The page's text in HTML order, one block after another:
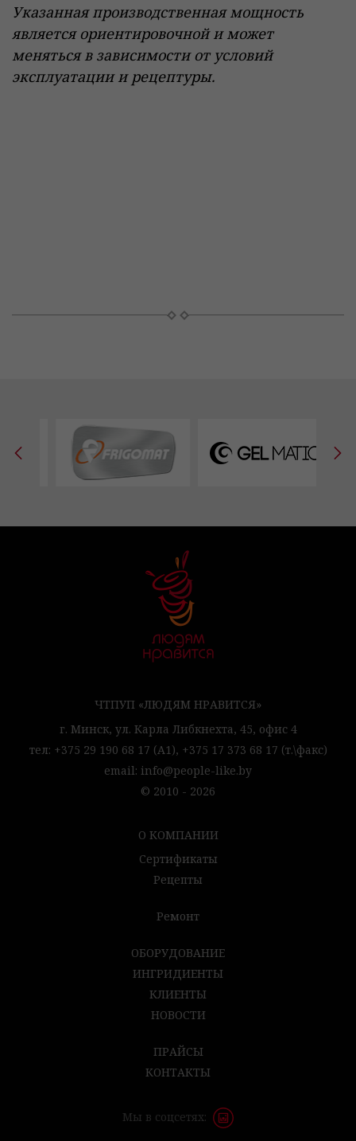
Указанная производственная мощность
является ориентировочной и может
меняться в зависимости от условий
эксплуатации и рецептуры.
ЧТПУП «ЛЮДЯМ НРАВИТСЯ»
г. Минск, ул. Карла Либкнехта, 45, офис 4
тел: +375 29 190 68 17 (А1), +375 17 373 68 17 (т.\факс)
email: info@people-like.by
© 2010 - 2026
О КОМПАНИИ
Сертификаты
Рецепты
Ремонт
ОБОРУДОВАНИЕ
ИНГРИДИЕНТЫ
КЛИЕНТЫ
НОВОСТИ
ПРАЙСЫ
КОНТАКТЫ
Мы в соцсетях: